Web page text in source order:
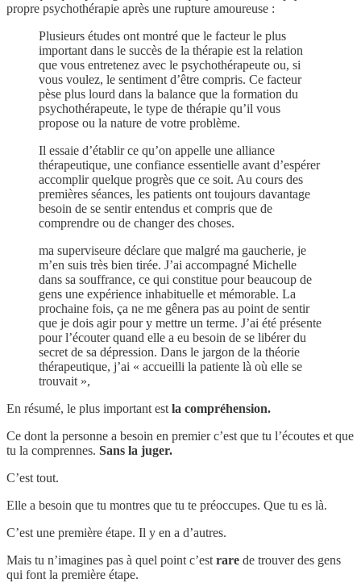
propre psychothérapie après une rupture amoureuse :
Plusieurs études ont montré que le facteur le plus
important dans le succès de la thérapie est la relation
que vous entretenez avec le psychothérapeute ou, si
vous voulez, le sentiment d’être compris. Ce facteur
pèse plus lourd dans la balance que la formation du
psychothérapeute, le type de thérapie qu’il vous
propose ou la nature de votre problème.
Il essaie d’établir ce qu’on appelle une alliance
thérapeutique, une confiance essentielle avant d’espérer
accomplir quelque progrès que ce soit. Au cours des
premières séances, les patients ont toujours davantage
besoin de se sentir entendus et compris que de
comprendre ou de changer des choses.
ma superviseure déclare que malgré ma gaucherie, je
m’en suis très bien tirée. J’ai accompagné Michelle
dans sa souffrance, ce qui constitue pour beaucoup de
gens une expérience inhabituelle et mémorable. La
prochaine fois, ça ne me gênera pas au point de sentir
que je dois agir pour y mettre un terme. J’ai été présente
pour l’écouter quand elle a eu besoin de se libérer du
secret de sa dépression. Dans le jargon de la théorie
thérapeutique, j’ai « accueilli la patiente là où elle se
trouvait »,
En résumé, le plus important est la compréhension.
Ce dont la personne a besoin en premier c’est que tu l’écoutes et que
tu la comprennes. Sans la juger.
C’est tout.
Elle a besoin que tu montres que tu te préoccupes. Que tu es là.
C’est une première étape. Il y en a d’autres.
Mais tu n’imagines pas à quel point c’est rare de trouver des gens
qui font la première étape.